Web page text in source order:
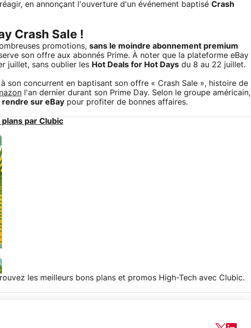
en annonçant l'ouverture d'un événement baptisé Crash
Crash Sale !
promotions, sans le moindre abonnement premium
son offre aux abonnés Prime. À noter que la plateforme eBay
juillet, sans oublier les Hot Deals for Hot Days du 8 au 22 juillet.
son concurrent en baptisant son offre « Crash Sale », histoire de
l'an dernier durant son Prime Day. Selon le groupe américain,
rendre sur eBay pour profiter de bonnes affaires.
par Clubic
les meilleurs bons plans et promos High-Tech avec Clubic.